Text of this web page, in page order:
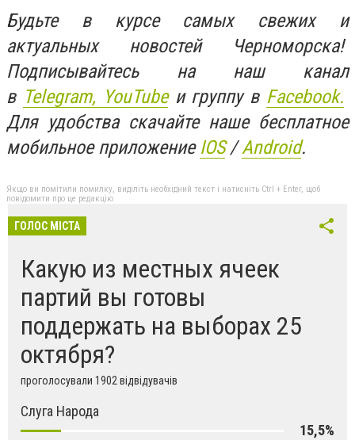
Будьте в курсе самых свежих и
актуальных новостей Черноморска!
Подписывайтесь на наш канал
в Telegram, YouTubeи группу в Facebook.
Для удобства скачайте наше бесплатное
мобильное приложение IOS/Android.
Якщо ви помітили помилку, виділіть необхідний текст і натисніть Ctrl + Enter, щоб
повідомити про це редакцію
ГОЛОС МІСТА
Какую из местных ячеек
партий вы готовы
поддержать на выборах 25
октября?
проголосували 1902 відвідувачів
Слуга Народа
15,5%